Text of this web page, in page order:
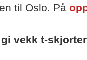
til Oslo. På
vekk t-